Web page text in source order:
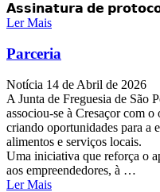
𝗔𝘀𝘀𝗶𝗻𝗮𝘁𝘂𝗿𝗮 𝗱𝗲
Ler Mais
Parceria
Notícia 14 de Abril de 2026
A Junta de Freguesia de São
associou-se à Cresaçor com
criando oportunidades para a
alimentos e serviços locais.
Uma iniciativa que reforça o
aos empreendedores, à …
Ler Mais